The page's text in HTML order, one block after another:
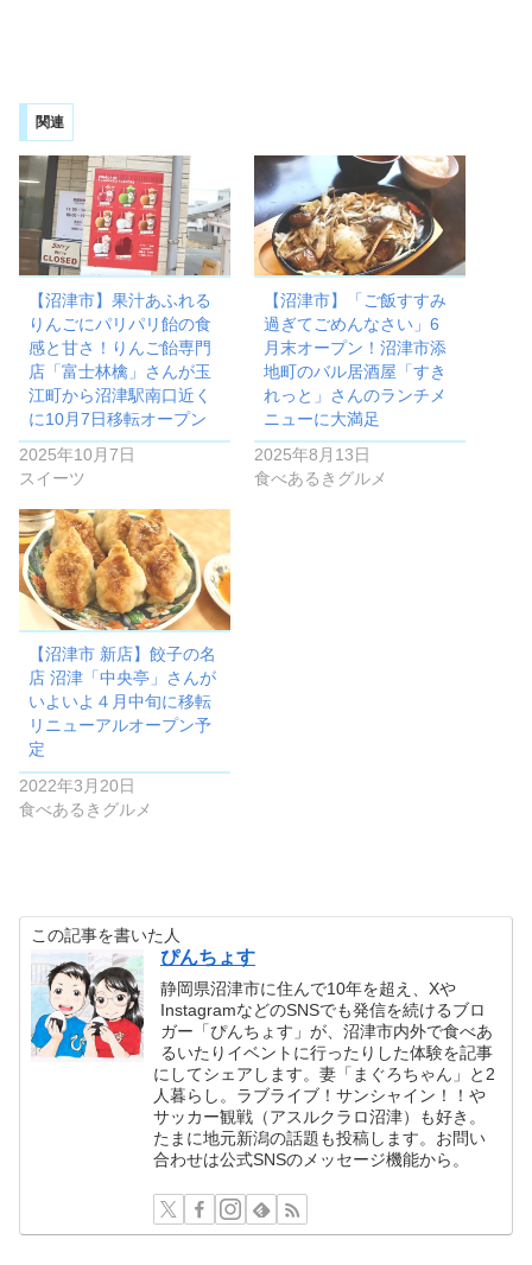
関連
【沼津市】果汁あふれる
りんごにパリパリ飴の食
感と甘さ！りんご飴専門
店「富士林檎」さんが玉
江町から沼津駅南口近く
に10月7日移転オープン
2025年10月7日
スイーツ
【沼津市】「ご飯すすみ
過ぎてごめんなさい」6
月末オープン！沼津市添
地町のバル居酒屋「すき
れっと」さんのランチメ
ニューに大満足
2025年8月13日
食べあるきグルメ
【沼津市 新店】餃子の名
店 沼津「中央亭」さんが
いよいよ４月中旬に移転
リニューアルオープン予
定
2022年3月20日
食べあるきグルメ
この記事を書いた人
ぴんちょす
静岡県沼津市に住んで10年を超え、Xや
InstagramなどのSNSでも発信を続けるブロ
ガー「ぴんちょす」が、沼津市内外で食べあ
るいたりイベントに行ったりした体験を記事
にしてシェアします。妻「まぐろちゃん」と2
人暮らし。ラブライブ！サンシャイン！！や
サッカー観戦（アスルクラロ沼津）も好き。
たまに地元新潟の話題も投稿します。お問い
合わせは公式SNSのメッセージ機能から。